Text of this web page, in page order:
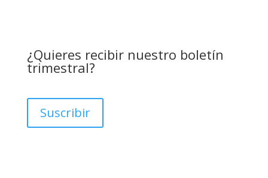
¿Quieres recibir nuestro boletín
trimestral?
Suscribir